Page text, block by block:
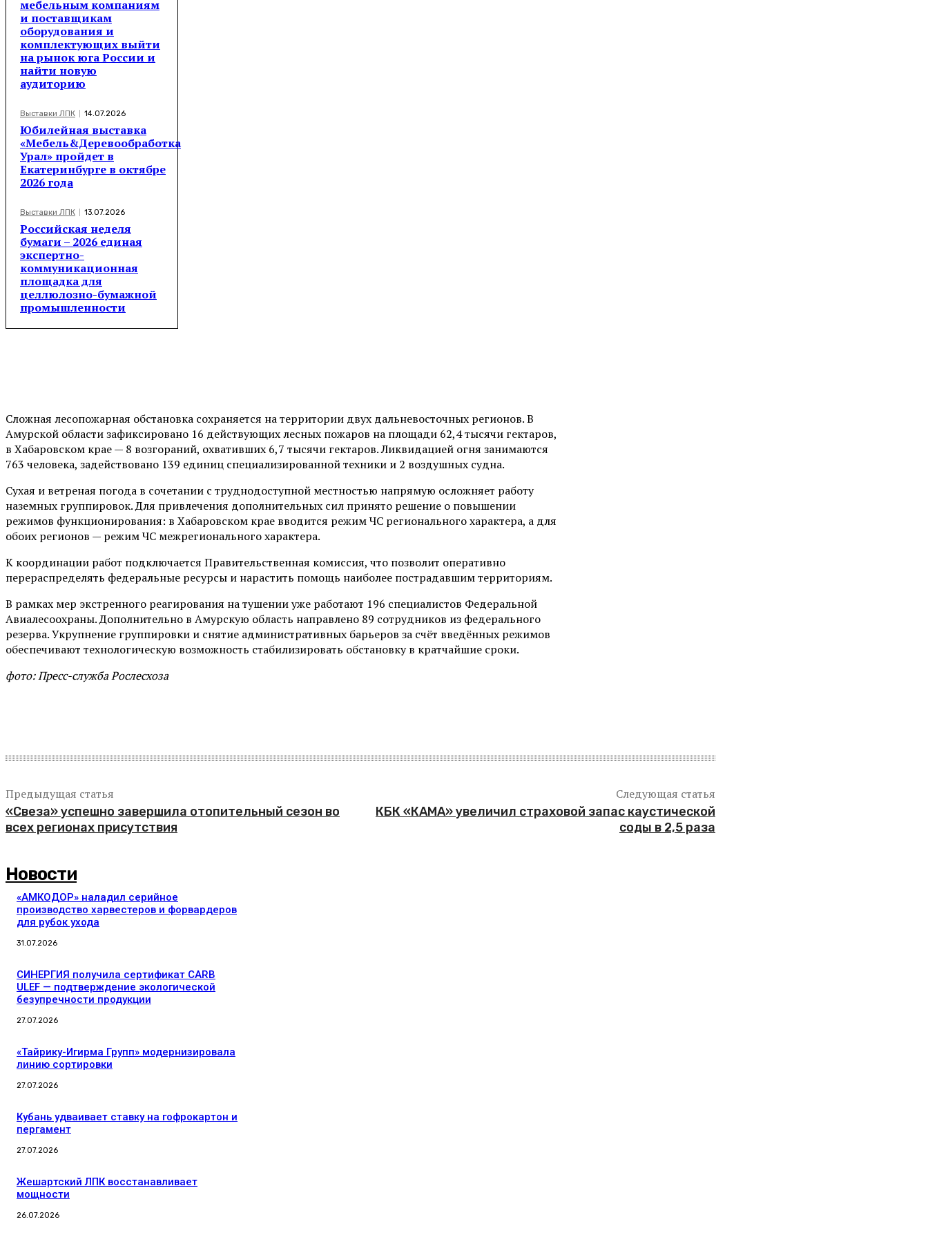
мебельным компаниям
и поставщикам
оборудования и
комплектующих выйти
на рынок юга России и
найти новую
аудиторию
Выставки ЛПК 14.07.2026
Юбилейная выставка
«Мебель&Деревообработка
Урал» пройдет в
Екатеринбурге в октябре
2026 года
Выставки ЛПК 13.07.2026
Российская неделя
бумаги – 2026 единая
экспертно-
коммуникационная
площадка для
целлюлозно-бумажной
промышленности
Сложная лесопожарная обстановка сохраняется на территории двух дальневосточных регионов. В
Амурской области зафиксировано 16 действующих лесных пожаров на площади 62,4 тысячи гектаров,
в Хабаровском крае — 8 возгораний, охвативших 6,7 тысячи гектаров. Ликвидацией огня занимаются
763 человека, задействовано 139 единиц специализированной техники и 2 воздушных судна.
Сухая и ветреная погода в сочетании с труднодоступной местностью напрямую осложняет работу
наземных группировок. Для привлечения дополнительных сил принято решение о повышении
режимов функционирования: в Хабаровском крае вводится режим ЧС регионального характера, а для
обоих регионов — режим ЧС межрегионального характера.
К координации работ подключается Правительственная комиссия, что позволит оперативно
перераспределять федеральные ресурсы и нарастить помощь наиболее пострадавшим территориям.
В рамках мер экстренного реагирования на тушении уже работают 196 специалистов Федеральной
Авиалесоохраны. Дополнительно в Амурскую область направлено 89 сотрудников из федерального
резерва. Укрупнение группировки и снятие административных барьеров за счёт введённых режимов
обеспечивают технологическую возможность стабилизировать обстановку в кратчайшие сроки.
фото: Пресс-служба Рослесхоза
Предыдущая статья
«Свеза» успешно завершила отопительный сезон во
всех регионах присутствия
Следующая статья
КБК «КАМА» увеличил страховой запас каустической
соды в 2,5 раза
Новости
«АМКОДОР» наладил серийное
производство харвестеров и форвардеров
для рубок ухода
31.07.2026
СИНЕРГИЯ получила сертификат CARB
ULEF — подтверждение экологической
безупречности продукции
27.07.2026
«Тайрику-Игирма Групп» модернизировала
линию сортировки
27.07.2026
Кубань удваивает ставку на гофрокартон и
пергамент
27.07.2026
Жешартский ЛПК восстанавливает
мощности
26.07.2026